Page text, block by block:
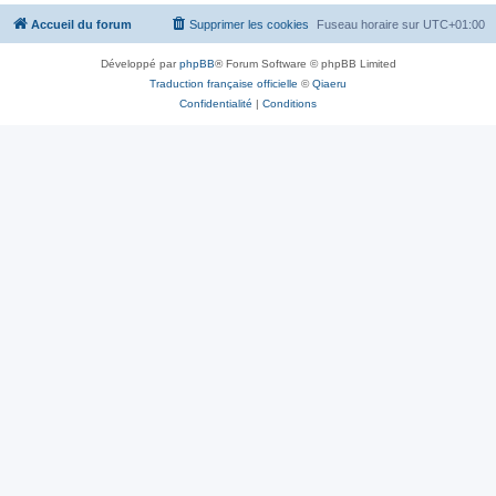
Accueil du forum Fuseau horaire sur UTC+01:00
Supprimer les cookies
Développé parphpBB® Forum Software © phpBB Limited
Traduction française officielle ©Qiaeru
Confidentialité | Conditions